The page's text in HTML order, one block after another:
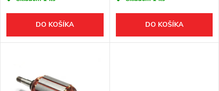
r
o
u
DO KOŠÍKA DO KOŠÍKA